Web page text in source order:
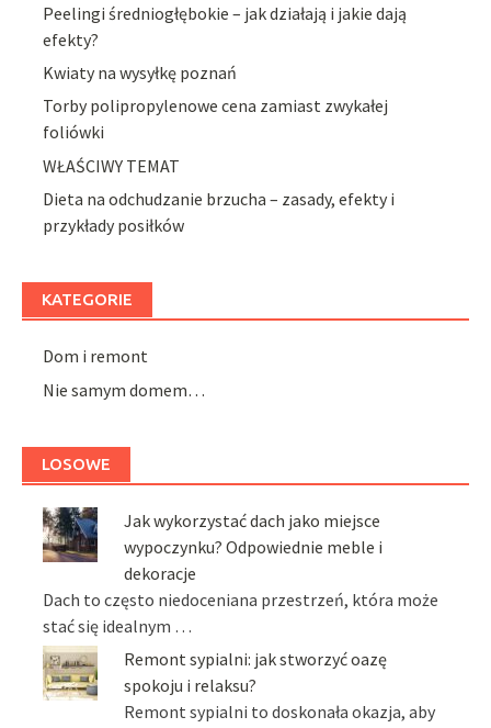
Peelingi średniogłębokie – jak działają i jakie dają
efekty?
Kwiaty na wysyłkę poznań
Torby polipropylenowe cena zamiast zwykałej
foliówki
WŁAŚCIWY TEMAT
Dieta na odchudzanie brzucha – zasady, efekty i
przykłady posiłków
KATEGORIE
Dom i remont
Nie samym domem…
LOSOWE
Jak wykorzystać dach jako miejsce
wypoczynku? Odpowiednie meble i
dekoracje
Dach to często niedoceniana przestrzeń, która może
stać się idealnym …
Remont sypialni: jak stworzyć oazę
spokoju i relaksu?
Remont sypialni to doskonała okazja, aby